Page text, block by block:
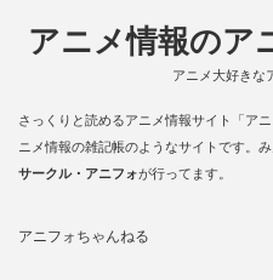
アニメ情報のア
アニメ大好きな
さっくりと読めるアニメ情報サイト「ア
ニメ情報の雑記帳のようなサイトです。
サークル・アニフォが行ってます。
アニフォちゃんねる